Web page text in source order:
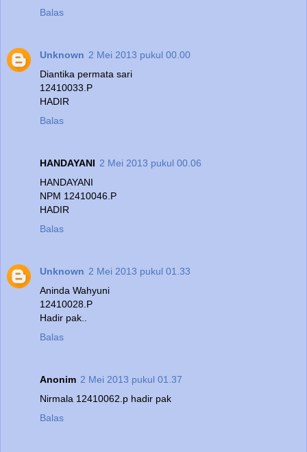
Balas
Unknown 2 Mei 2013 pukul 00.00
Diantika permata sari
12410033.P
HADIR
Balas
HANDAYANI 2 Mei 2013 pukul 00.06
HANDAYANI
NPM 12410046.P
HADIR
Balas
Unknown 2 Mei 2013 pukul 01.33
Aninda Wahyuni
12410028.P
Hadir pak..
Balas
Anonim 2 Mei 2013 pukul 01.37
Nirmala 12410062.p hadir pak
Balas